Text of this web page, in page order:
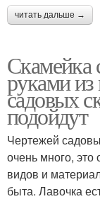
читать дальше →
Скамейка
руками
садовых
подойдут
Чертежей
очень много,
видов и
быта. Лавочка